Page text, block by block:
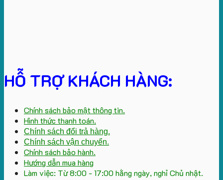
HỖ TRỢ KHÁCH HÀNG:
Chính sách bảo mật thông tin.
Hình thức thanh toán.
Chính sách đổi trả hàng.
Chính sách vận chuyển.
Chính sách bảo hành.
Hướng dẫn mua hàng
Làm việc: Từ 8:00 - 17:00 hằng ngày, nghỉ Chủ nhật.